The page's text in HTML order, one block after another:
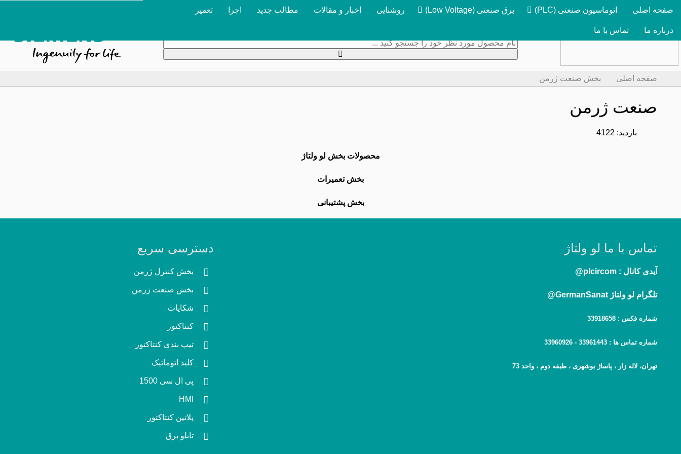
صفحه اصلی اتوماسیون صنعتی (PLC) برق صنعتی (Low Voltage) روشنایی اخبار و مقالات مطالب جدید اجرا تعمیر
درباره ما تماس با ما
صفحه اصلی بخش صنعت ژرمن
صنعت ژرمن
بازدید: 4122
محصولات بخش لو ولتاژ
بخش تعمیرات
بخش پشتیبانی
تماس با ما لو ولتاژ
آیدی کانال : plcircom@
تلگرام لو ولتاژ GermanSanat@
شماره فکس : 33918658
شماره تماس ها : 33961443 -
33960926
تهران، لاله زار ، پاساژ بوشهری ، طبقه دوم ، واحد 73
دسترسی سریع
بخش کنترل ژرمن
بخش صنعت ژرمن
شکایات
کنتاکتور
تیپ بندی کنتاکتور
کلید اتوماتیک
پی ال سی 1500
HMI
پلاتین کنتاکتور
تابلو برق